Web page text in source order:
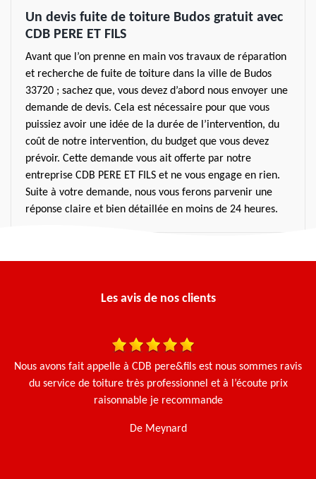
Un devis fuite de toiture Budos gratuit avec
CDB PERE ET FILS
Avant que l’on prenne en main vos travaux de réparation
et recherche de fuite de toiture dans la ville de Budos
33720 ; sachez que, vous devez d’abord nous envoyer une
demande de devis. Cela est nécessaire pour que vous
puissiez avoir une idée de la durée de l’intervention, du
coût de notre intervention, du budget que vous devez
prévoir. Cette demande vous ait offerte par notre
entreprise CDB PERE ET FILS et ne vous engage en rien.
Suite à votre demande, nous vous ferons parvenir une
réponse claire et bien détaillée en moins de 24 heures.
Les avis de nos clients
Nous avons fait appelle à CDB pere&fils est nous sommes ravis
du service de toiture très professionnel et à l’écoute prix
raisonnable je recommande
De Meynard